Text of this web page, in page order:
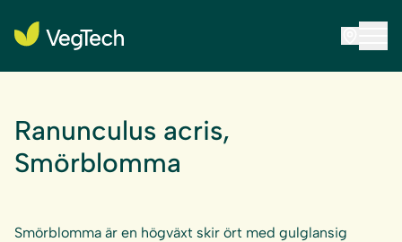
Ranunculus acris,
Smörblomma
Smörblomma är en högväxt skir ört med gulglansig